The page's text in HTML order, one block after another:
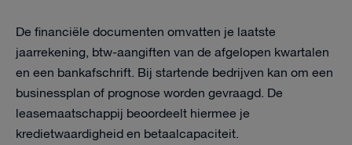
De financiële documenten omvatten je laatste
jaarrekening, btw-aangiften van de afgelopen kwartalen
en een bankafschrift. Bij startende bedrijven kan om een
businessplan of prognose worden gevraagd. De
leasemaatschappij beoordeelt hiermee je
kredietwaardigheid en betaalcapaciteit.